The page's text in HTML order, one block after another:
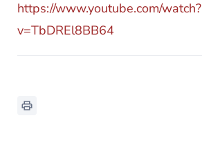
https://www.youtube.com/watch?
v=TbDREl8BB64